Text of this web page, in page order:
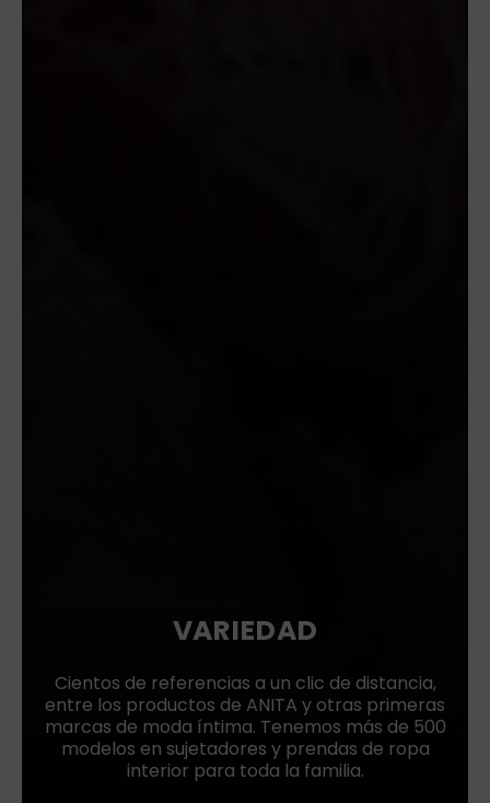
VARIEDAD
Cientos de referencias a un clic de distancia,
entre los productos de ANITA y otras primeras
marcas de moda íntima. Tenemos más de 500
modelos en sujetadores y prendas de ropa
interior para toda la familia.